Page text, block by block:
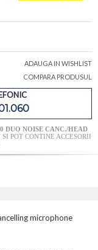
ADAUGA IN WISHLIST
COMPARA PRODUSUL
DUO NOISE CANC./HEAD
POT CONTINE ACCESORII
microphone